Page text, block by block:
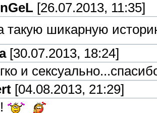
[26.07.2013, 11:35]
такую шикарную
[30.07.2013, 18:24]
и
[04.08.2013, 21:29]